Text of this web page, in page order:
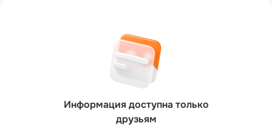
Информация доступна только
друзьям